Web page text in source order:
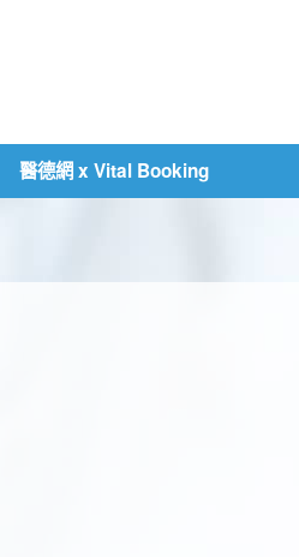
醫德網 x Vital Booking